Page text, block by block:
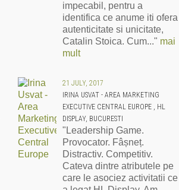
impecabil, pentru a
identifica ce anume iti ofera
autenticitate si unicitate,
Catalin Stoica. Cum..." mai
mult
21 JULY, 2017
IRINA USVAT - AREA MARKETING
EXECUTIVE CENTRAL EUROPE , HL
DISPLAY, BUCURESTI
"Leadership Game.
Provocator. Fâșneț.
Distractiv. Competitiv.
Cateva dintre atributele pe
care le asociez activitatii ce